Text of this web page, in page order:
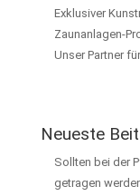
Exklusiver
Zaunanlagen-
Unser Partner
Neueste
Sollten bei der
getragen